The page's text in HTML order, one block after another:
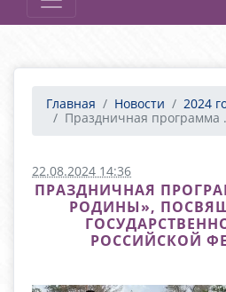
Главная Новости
2024
Праздничная программа
22.08.2024 14:36
ПРАЗДНИЧНАЯ
РОДИНЫ»,
РОССИЙСКОЙ